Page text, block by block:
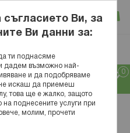
Вход
Ви, за
Ви данни за:
ти поднасяме
дадем възможно най-
и да подобряваме
не искаш да приемеш
това ще е жалко, защото
поднесените услуги при
молим, прочети